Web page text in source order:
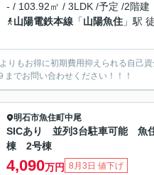
- / 103.92㎡ / 3LDK /予定 /2階建
山陽電鉄本線 「山陽魚住 」駅
りもお得に初期費用抑えられる自己
でお問い合わせください！！！
明石市魚住町中尾
SICあり 並列3台駐車可能 魚
棟 2号棟
4,090万円 8月3日 値下げ